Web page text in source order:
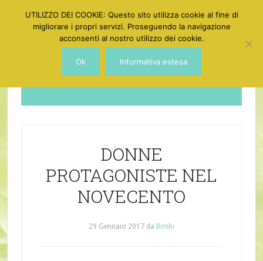
Dotgirl
DONNE
PROTAGONISTE NEL
NOVECENTO
29 Gennaio 2017da Bimbi
UTILIZZO DEI COOKIE: Questo sito utilizza cookie al fine di
migliorare i propri servizi. Proseguendo la navigazione
acconsenti al nostro utilizzo dei cookie.
Ok Informativa estesa